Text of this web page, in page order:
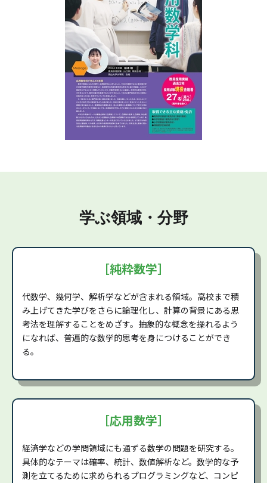
学ぶ領域・分野
［純粋数学］
代数学、幾何学、解析学などが含まれる領域。高校まで積
み上げてきた学びをさらに論理化し、計算の背景にある思
考法を理解することをめざす。抽象的な概念を操れるよう
になれば、普遍的な数学的思考を身につけることができ
る。
［応用数学］
経済学などの学問領域にも通ずる数学の問題を研究する。
具体的なテーマは確率、統計、数値解析など。数学的な予
測を立てるために求められるプログラミングなど、コンピ